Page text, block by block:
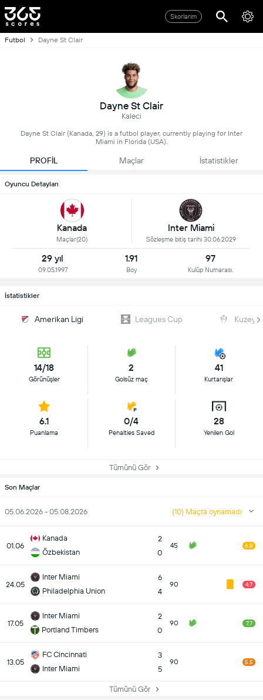
Skorlarım
Futbol Dayne St Clair
Dayne St Clair
Kaleci
Dayne St Clair (Kanada, 29) is a futbol player, currently playing for Inter
Miami in Florida (USA).
PROFİL Maçlar İstatistikler
Oyuncu Detayları
Kanada
Maçlar(20)
Inter Miami
Sözleşme bitiş tarihi 30.06.2029
29 yıl
09.05.1997
1.91
Boy
97
Kulüp Numarası.
İstatistikler
Amerikan Ligi Leagues Cup Kuzey
14/18
Görünüşler
2
Golsüz maç
41
Kurtarışlar
6.1
Puanlama
0/4
Penalties Saved
28
Yenilen Gol
Tümünü Gör
Son Maçlar
05.06.2026 - 05.08.2026 (10) Maçta oynamadı
01.06
Kanada
Özbekistan
2
0
45 6.8
24.05
Inter Miami
Philadelphia Union
6
4
90 4.7
17.05
Inter Miami
Portland Timbers
2
0
90 7.7
13.05
FC Cincinnati
Inter Miami
3
5
90 5.5
Tümünü Gör